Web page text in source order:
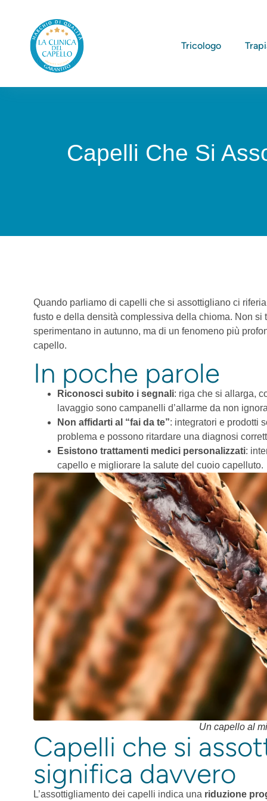
Tricologo
Capelli Che Si
Quando parliamo di capelli che si assottigliano ci
fusto e della densità complessiva della chioma. Non
sperimentano in autunno, ma di un fenomeno più
capello.
In poche parole
Riconosci subito i segnali: riga che si allarga,
lavaggio sono campanelli d’allarme da non
Non affidarti al “fai da te”: integratori e prodotti
problema e possono ritardare una diagnosi
Esistono trattamenti medici personalizzati:
capello e migliorare la salute del cuoio capelluto.
Un capello al
Capelli che si
significa davvero
L’assottigliamento dei capelli indica una riduzione